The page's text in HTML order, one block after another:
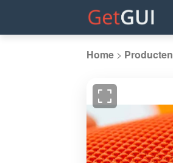
Home > Producten